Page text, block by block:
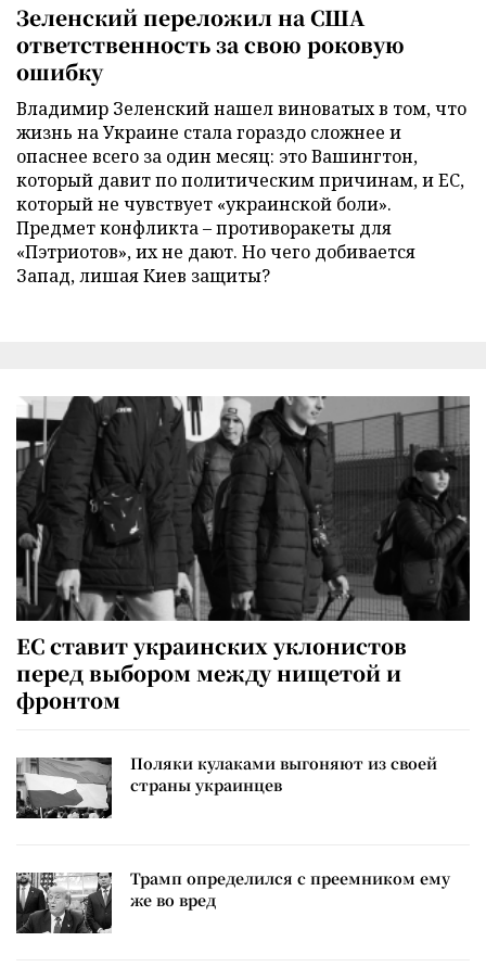
Зеленский переложил на США
ответственность за свою роковую
ошибку
Владимир Зеленский нашел виноватых в том, что
жизнь на Украине стала гораздо сложнее и
опаснее всего за один месяц: это Вашингтон,
который давит по политическим причинам, и ЕС,
который не чувствует «украинской боли».
Предмет конфликта – противоракеты для
«Пэтриотов», их не дают. Но чего добивается
Запад, лишая Киев защиты?
ЕС ставит украинских уклонистов
перед выбором между нищетой и
фронтом
Поляки кулаками выгоняют из своей
страны украинцев
Трамп определился с преемником ему
же во вред